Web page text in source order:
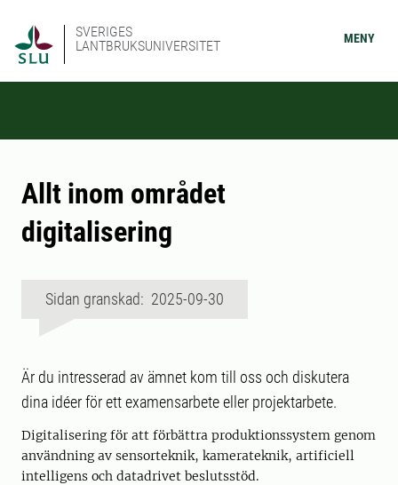
SVERIGES
LANTBRUKSUNIVERSITET
MENY
Allt inom området
digitalisering
Sidan granskad: 2025-09-30
Är du intresserad av ämnet kom till oss och diskutera
dina idéer för ett examensarbete eller projektarbete.
Digitalisering för att förbättra produktionssystem genom
användning av sensorteknik, kamerateknik, artificiell
intelligens och datadrivet beslutsstöd.